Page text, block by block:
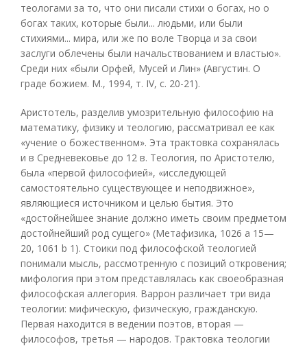
теологами за то, что они писали стихи о богах, но о
богах таких, которые были... людьми, или были
стихиями... мира, или же по воле Творца и за свои
заслуги облечены были начальствованием и властью».
Среди них «были Орфей, Мусей и Лин» (Августин. О
граде божием. М., 1994, т. IV, с. 20-21).
Аристотель, разделив умозрительную философию на
математику, физику и теологию, рассматривал ее как
«учение о божественном». Эта трактовка сохранялась
и в Средневековье до 12 в. Теология, по Аристотелю,
была «первой философией», «исследующей
самостоятельно существующее и неподвижное»,
являющиеся источником и целью бытия. Это
«достойнейшее знание должно иметь своим предметом
достойнейший род сущего» (Метафизика, 1026 а 15—
20, 1061 b 1). Стоики под философской теологией
понимали мысль, рассмотренную с позиций откровения;
мифология при этом представлялась как своеобразная
философская аллегория. Варрон различает три вида
теологии: мифическую, физическую, гражданскую.
Первая находится в ведении поэтов, вторая —
философов, третья — народов. Трактовка теологии